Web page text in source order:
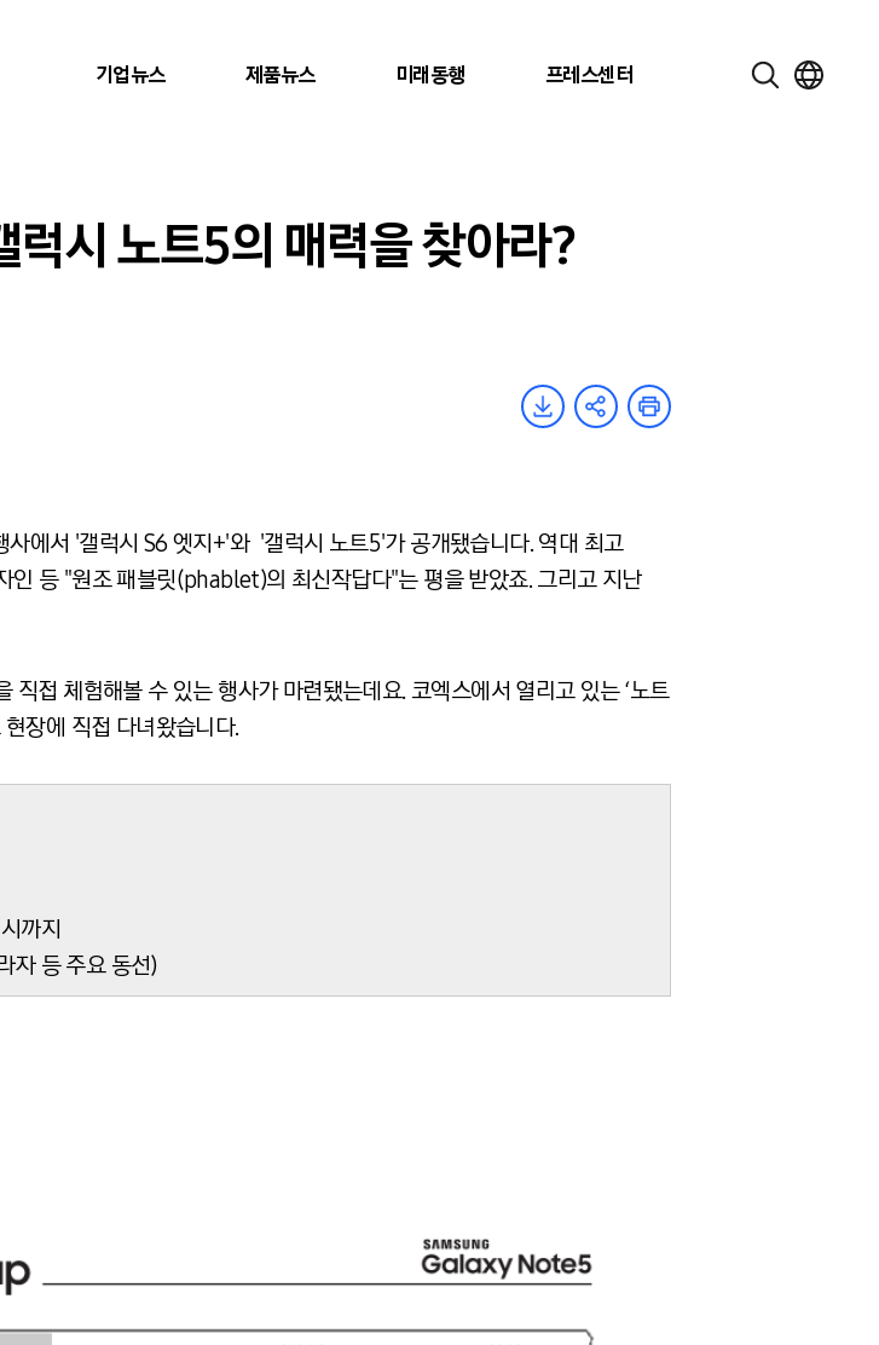
기업뉴스 제품뉴스 미래동행 프레스센터
시 노트5의 매력을 찾아라?
에서 '갤럭시 S6 엣지+'와 '갤럭시 노트5'가 공개됐습니다. 역대 최고
인 등 "원조 패블릿(phablet)의 최신작답다"는 평을 받았죠. 그리고 지난
접 체험해볼 수 있는 행사가 마련됐는데요. 코엑스에서 열리고 있는 ‘노트
장에 직접 다녀왔습니다.
까지
자 등 주요 동선)